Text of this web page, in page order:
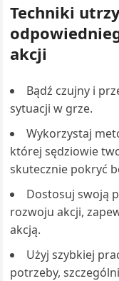
Techniki
akcji
Bądź czujny i
sytuacji w grze.
Wykorzystaj
której sędziowie
skutecznie pokryć
Dostosuj swoją
rozwoju akcji,
akcją.
Użyj szybkiej
potrzeby,